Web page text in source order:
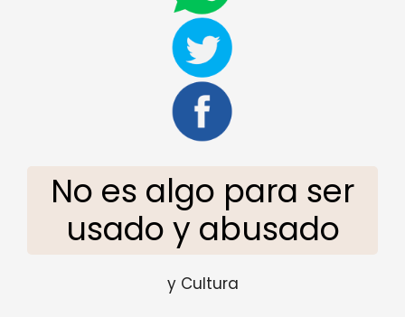
No es algo para ser
usado y abusado
y Cultura